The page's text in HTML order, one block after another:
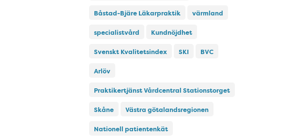
Båstad-Bjäre Läkarpraktik värmland
specialistvård Kundnöjdhet
Svenskt Kvalitetsindex SKI BVC
Arlöv
Praktikertjänst Vårdcentral Stationstorget
Skåne Västra götalandsregionen
Nationell patientenkät